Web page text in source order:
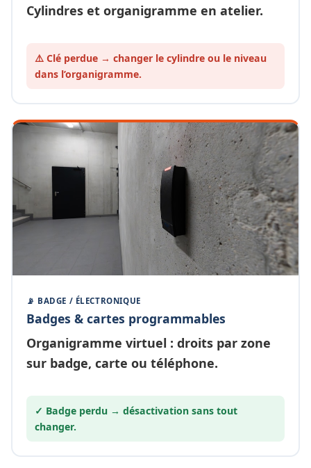
Cylindres et organigramme en atelier.
⚠️ Clé perdue → changer le cylindre ou le niveau
dans l’organigramme.
📡 BADGE / ÉLECTRONIQUE
Badges & cartes programmables
Organigramme virtuel : droits par zone
sur badge, carte ou téléphone.
✓ Badge perdu → désactivation sans tout
changer.